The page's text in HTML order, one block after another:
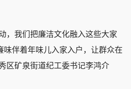
我们把廉洁文化融入这些大家
味伴着年味儿入家入户，让群众在
区矿泉街道纪工委书记李鸿介